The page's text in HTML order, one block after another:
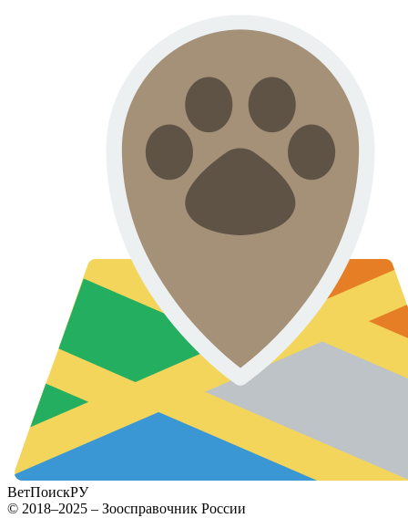
ВетПоискРУ
© 2018–2025 – Зоосправочник России